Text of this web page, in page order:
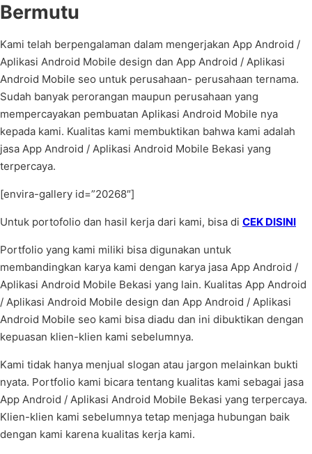
Bermutu
Kami telah berpengalaman dalam mengerjakan App Android /
Aplikasi Android Mobile design dan App Android / Aplikasi
Android Mobile seo untuk perusahaan- perusahaan ternama.
Sudah banyak perorangan maupun perusahaan yang
mempercayakan pembuatan Aplikasi Android Mobile nya
kepada kami. Kualitas kami membuktikan bahwa kami adalah
jasa App Android / Aplikasi Android Mobile Bekasi yang
terpercaya.
[envira-gallery id=”20268″]
Untuk portofolio dan hasil kerja dari kami, bisa di CEK DISINI
Portfolio yang kami miliki bisa digunakan untuk
membandingkan karya kami dengan karya jasa App Android /
Aplikasi Android Mobile Bekasi yang lain. Kualitas App Android
/ Aplikasi Android Mobile design dan App Android / Aplikasi
Android Mobile seo kami bisa diadu dan ini dibuktikan dengan
kepuasan klien-klien kami sebelumnya.
Kami tidak hanya menjual slogan atau jargon melainkan bukti
nyata. Portfolio kami bicara tentang kualitas kami sebagai jasa
App Android / Aplikasi Android Mobile Bekasi yang terpercaya.
Klien-klien kami sebelumnya tetap menjaga hubungan baik
dengan kami karena kualitas kerja kami.